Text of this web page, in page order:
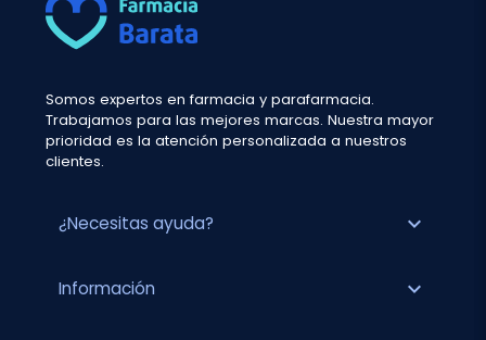
Somos expertos en farmacia y parafarmacia.
Trabajamos para las mejores marcas. Nuestra mayor
prioridad es la atención personalizada a nuestros
clientes.
¿Necesitas ayuda? expand_more
Información expand_more